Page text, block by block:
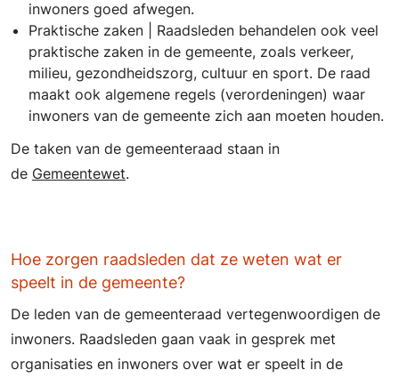
inwoners goed afwegen.
Praktische zaken | Raadsleden behandelen ook veel
praktische zaken in de gemeente, zoals verkeer,
milieu, gezondheidszorg, cultuur en sport. De raad
maakt ook algemene regels (verordeningen) waar
inwoners van de gemeente zich aan moeten houden.
De taken van de gemeenteraad staan in
de Gemeentewet.
Hoe zorgen raadsleden dat ze weten wat er
speelt in de gemeente?
De leden van de gemeenteraad vertegenwoordigen de
inwoners. Raadsleden gaan vaak in gesprek met
organisaties en inwoners over wat er speelt in de